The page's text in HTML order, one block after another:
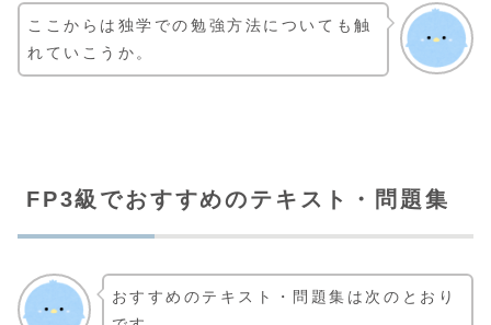
ここからは独学での勉強方法についても触
れていこうか。
FP3級でおすすめのテキスト・問題集
おすすめのテキスト・問題集は次のとおり